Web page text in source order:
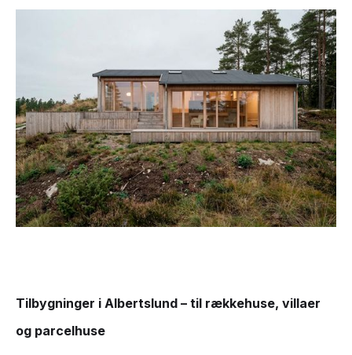
Tilbygninger i Albertslund – til rækkehuse, villaer
og parcelhuse